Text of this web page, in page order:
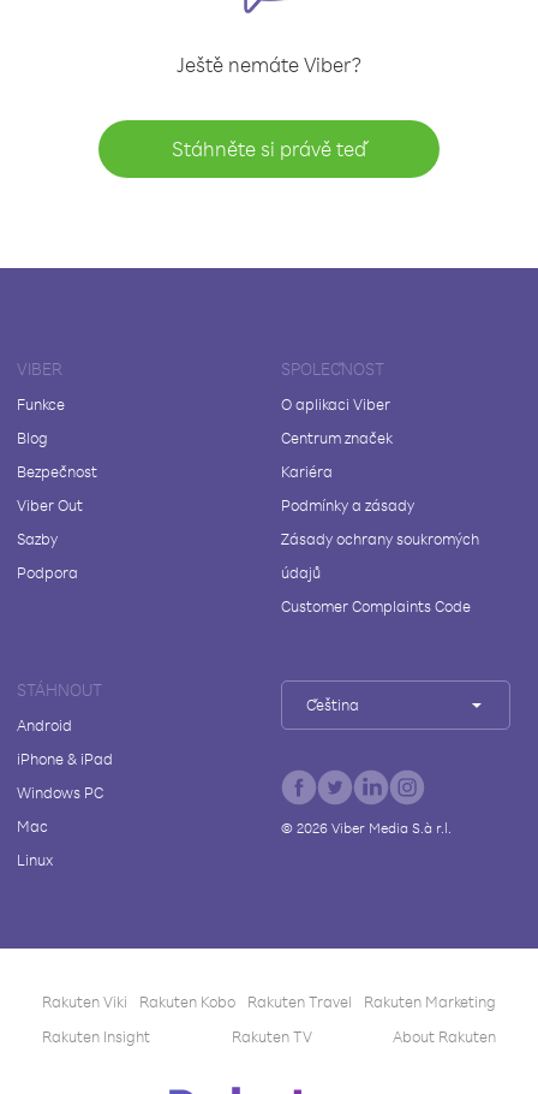
Ještě nemáte Viber?
Stáhněte si právě teď
VIBER
Funkce
Blog
Bezpečnost
Viber Out
Sazby
Podpora
SPOLEČNOST
O aplikaci Viber
Centrum značek
Kariéra
Podmínky a zásady
Zásady ochrany soukromých
údajů
Customer Complaints Code
STÁHNOUT
Android
iPhone & iPad
Windows PC
Mac
Linux
Čeština
© 2026Viber Media S.à r.l.
Rakuten Viki Rakuten Kobo Rakuten Travel
Rakuten Marketing
Rakuten Insight
Rakuten TV About Rakuten